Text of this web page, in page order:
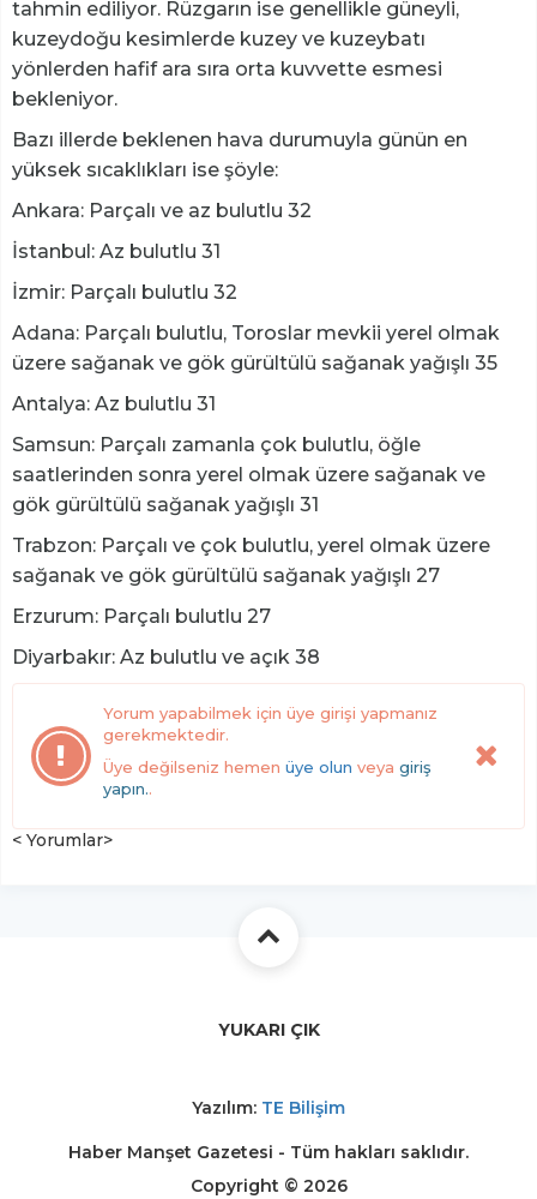
tahmin ediliyor. Rüzgarın ise genellikle güneyli,
kuzeydoğu kesimlerde kuzey ve kuzeybatı
yönlerden hafif ara sıra orta kuvvette esmesi
bekleniyor.
Bazı illerde beklenen hava durumuyla günün en
yüksek sıcaklıkları ise şöyle:
Ankara: Parçalı ve az bulutlu 32
İstanbul: Az bulutlu 31
İzmir: Parçalı bulutlu 32
Adana: Parçalı bulutlu, Toroslar mevkii yerel olmak
üzere sağanak ve gök gürültülü sağanak yağışlı 35
Antalya: Az bulutlu 31
Samsun: Parçalı zamanla çok bulutlu, öğle
saatlerinden sonra yerel olmak üzere sağanak ve
gök gürültülü sağanak yağışlı 31
Trabzon: Parçalı ve çok bulutlu, yerel olmak üzere
sağanak ve gök gürültülü sağanak yağışlı 27
Erzurum: Parçalı bulutlu 27
Diyarbakır: Az bulutlu ve açık 38
Yorum yapabilmek için üye girişi yapmanız
gerekmektedir.
Üye değilseniz hemen üye olun veya giriş
yapın..
< Yorumlar>
YUKARI ÇIK
Yazılım: TE Bilişim
Haber Manşet Gazetesi - Tüm hakları saklıdır.
Copyright © 2026